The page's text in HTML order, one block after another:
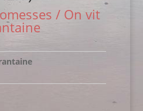
/ On vit